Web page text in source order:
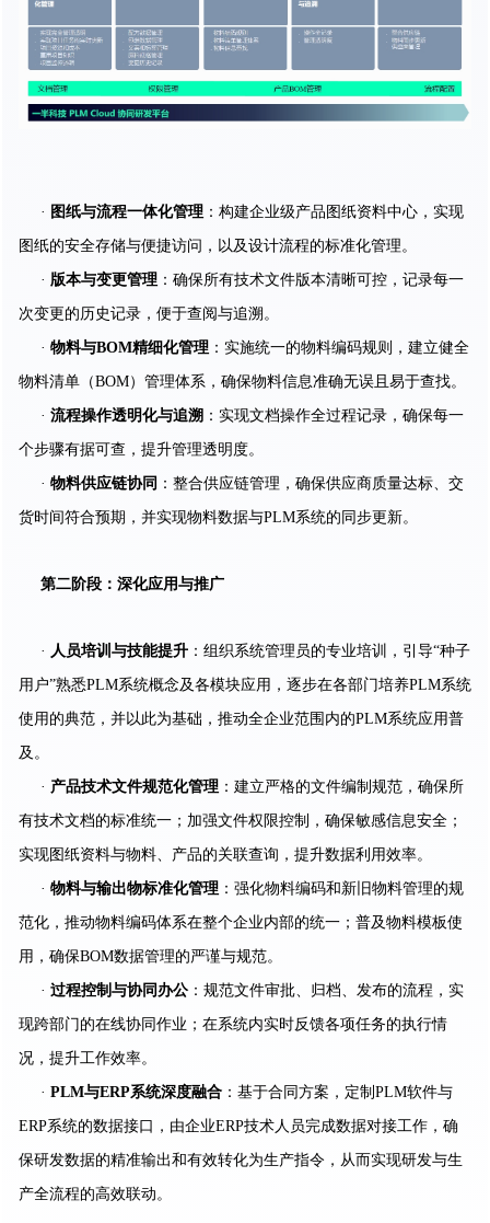
· 图纸与流程一体化管理 ：构建企业级产品图纸资料中心，实现
图纸的安全存储与便捷访问，以及设计流程的标准化管理。
· 版本与变更管理 ：确保所有技术文件版本清晰可控，记录每一
次变更的历史记录，便于查阅与追溯。
· 物料与BOM精细化管理 ：实施统一的物料编码规则，建立健全
物料清单（BOM）管理体系，确保物料信息准确无误且易于查找。
· 流程操作透明化与追溯 ：实现文档操作全过程记录，确保每一
个步骤有据可查，提升管理透明度。
· 物料供应链协同 ：整合供应链管理，确保供应商质量达标、交
货时间符合预期，并实现物料数据与PLM系统的同步更新。
第二阶段：深化应用与推广
· 人员培训与技能提升 ：组织系统管理员的专业培训，引导“种子
用户”熟悉PLM系统概念及各模块应用，逐步在各部门培养PLM系统
使用的典范，并以此为基础，推动全企业范围内的PLM系统应用普
及。
· 产品技术文件规范化管理 ：建立严格的文件编制规范，确保所
有技术文档的标准统一；加强文件权限控制，确保敏感信息安全；
实现图纸资料与物料、产品的关联查询，提升数据利用效率。
· 物料与输出物标准化管理 ：强化物料编码和新旧物料管理的规
范化，推动物料编码体系在整个企业内部的统一；普及物料模板使
用，确保BOM数据管理的严谨与规范。
· 过程控制与协同办公 ：规范文件审批、归档、发布的流程，实
现跨部门的在线协同作业；在系统内实时反馈各项任务的执行情
况，提升工作效率。
· PLM与ERP系统深度融合 ：基于合同方案，定制PLM软件与
ERP系统的数据接口，由企业ERP技术人员完成数据对接工作，确
保研发数据的精准输出和有效转化为生产指令，从而实现研发与生
产全流程的高效联动。